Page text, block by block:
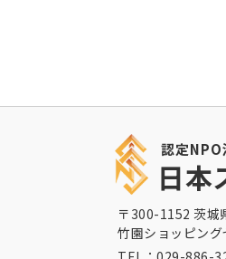
認定NPO
日本
〒300-1152 茨城
竹園ショッピン